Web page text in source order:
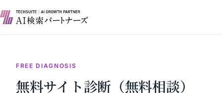
FREE DIAGNOSIS
無料サイト診断（無料相談）